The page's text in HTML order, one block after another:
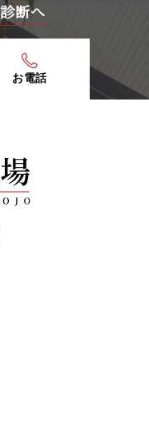
断へ
お電話